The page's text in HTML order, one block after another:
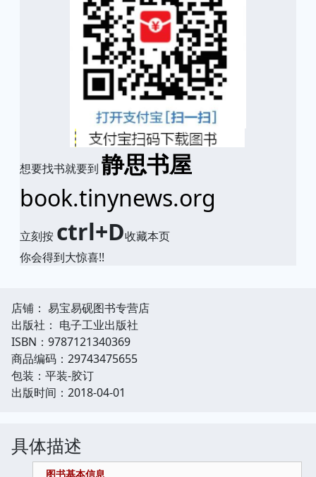
想要找书就要到 静思书屋
book.tinynews.org
立刻按 ctrl+D收藏本页
你会得到大惊喜!!
店铺： 易宝易砚图书专营店
出版社： 电子工业出版社
ISBN：9787121340369
商品编码：29743475655
包装：平装-胶订
出版时间：2018-04-01
具体描述
图书基本信息